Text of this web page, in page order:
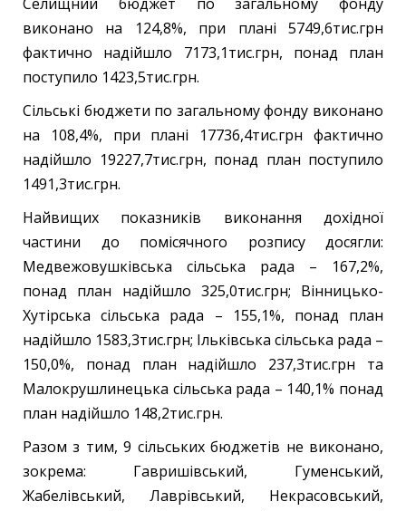
виконано на 124,8%, при плані 5749,6тис.грн
фактично надійшло 7173,1тис.грн, понад план
поступило 1423,5тис.грн.
Сільські бюджети по загальному фонду виконано
на 108,4%, при плані 17736,4тис.грн фактично
надійшло 19227,7тис.грн, понад план поступило
1491,3тис.грн.
Найвищих показників виконання дохідної
частини до помісячного розпису досягли:
Медвежовушківська сільська рада – 167,2%,
понад план надійшло 325,0тис.грн; Вінницько-
Хутірська сільська рада – 155,1%, понад план
надійшло 1583,3тис.грн; Ільківська сільська рада –
150,0%, понад план надійшло 237,3тис.грн та
Малокрушлинецька сільська рада – 140,1% понад
план надійшло 148,2тис.грн.
Разом з тим, 9 сільських бюджетів не виконано,
зокрема: Гавришівський, Гуменський,
Жабелівський, Лаврівський, Некрасовський,